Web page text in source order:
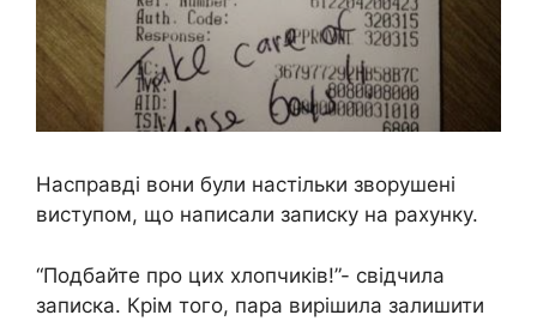
Насправді вони були настільки зворушені
виступом, що написали записку на рахунку.
“Подбайте про цих хлопчиків!”- свідчила
записка. Крім того, пара вирішила залишити